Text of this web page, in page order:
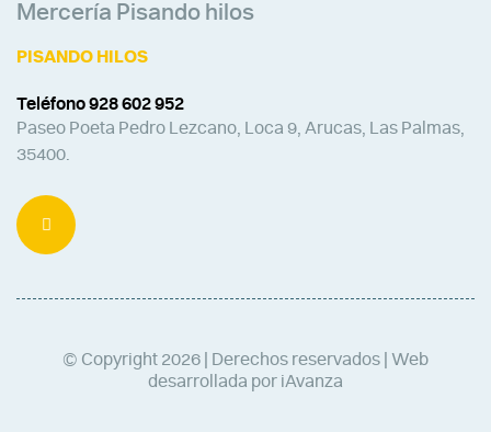
Mercería Pisando hilos
PISANDO HILOS
Teléfono 928 602 952
Paseo Poeta Pedro Lezcano, Loca 9, Arucas, Las Palmas,
35400.
© Copyright 2026 | Derechos reservados | Web
desarrollada por iAvanza